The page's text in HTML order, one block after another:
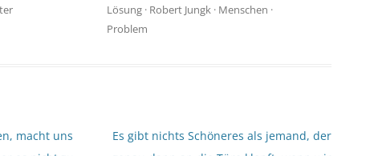
Lösung· Robert Jungk· Menschen ·
Problem
macht uns
Es gibt nichts Schöneres als jemand, der